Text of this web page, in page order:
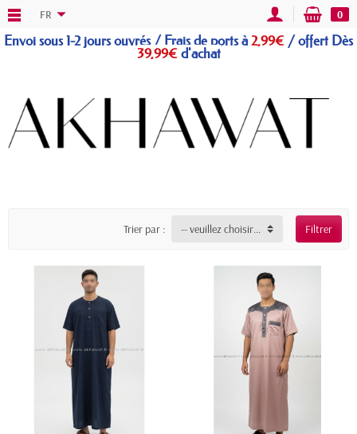
Envoi sous 1-2 jours ouvrés / Frais de ports à 2,99€ /offert Dès
39,99€d'achat
FR 0
Trier par : -- veuillez choisir -- Filtrer